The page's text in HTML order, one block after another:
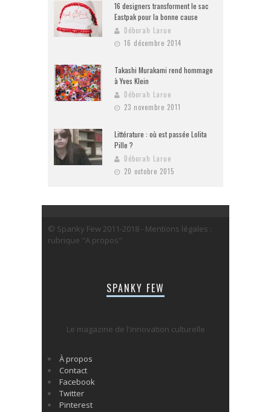
16 designers transforment le sac
Eastpak pour la bonne cause
Déborah Larue
16 décembre 2014
Takashi Murakami rend hommage
à Yves Klein
Déborah Larue
23 novembre 2011
Littérature : où est passée Lolita
Pille ?
Déborah Larue
20 octobre 2015
© Spanky Few 2011-2018 - Mentions légales :
rubrique "A propos"
SPANKY FEW
Le magazine de l'innovation culturelle
À propos
Contact
Facebook
Twitter
Pinterest